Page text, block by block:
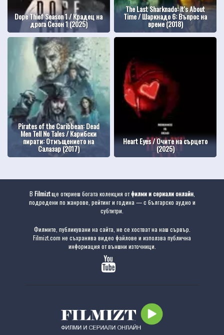
Dope Thief Season 1 / Крадец на
дрога Сезон 1 (2025)
The Last Sharknado: It's About
Time / Шаркнадо 6: Въпрос на
време (2018)
Pirates of the Caribbean: Dead
Men Tell No Tales / Карибски
пирати: Отмъщението на
Салазар (2017)
Heart Eyes / Очите на сърцето
(2025)
В Filmiztще откриеш богата колекция отфилми и сериали онлайн,
подредени по жанрове, рейтинг и година — с българско аудио и
субтитри.
Филмите, публикувани на сайта, не се хостват на наш сървър.
Filmizt.com не съхранява видео файлове и използва публична
информация от външни източници.